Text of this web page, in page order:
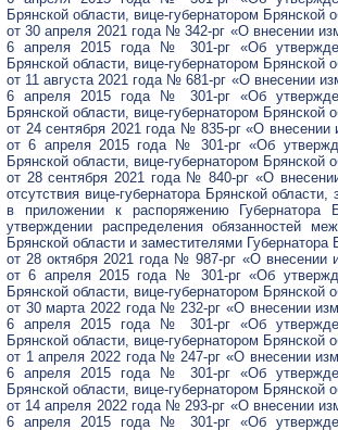
Брянской области, вице-губернатором Брянской
от 30 апреля 2021 года № 342-рг «О внесении
6 апреля 2015 года № 301-рг «Об
Брянской области, вице-губернатором Брянской
от 11 августа 2021 года № 681-рг «О внесении
6 апреля 2015 года № 301-рг «Об
Брянской области, вице-губернатором Брянской
от 24 сентября 2021 года № 835-рг «О внесении
от 6 апреля 2015 года № 301-рг «Об
Брянской области, вице-губернатором Брянской
от 28 сентября 2021 года № 840-рг «О
отсутствия вице-губернатора Брянской
в приложении к распоряжению
утверждении распределения обязанностей
Брянской области и заместителями Губернатора
от 28 октября 2021 года № 987-рг «О внесении
от 6 апреля 2015 года № 301-рг «Об
Брянской области, вице-губернатором Брянской
от 30 марта 2022 года № 232-рг «О внесении
6 апреля 2015 года № 301-рг «Об
Брянской области, вице-губернатором Брянской
от 1 апреля 2022 года № 247-рг «О внесении
6 апреля 2015 года № 301-рг «Об
Брянской области, вице-губернатором Брянской
от 14 апреля 2022 года № 293-рг «О внесении
6 апреля 2015 года № 301-рг «Об